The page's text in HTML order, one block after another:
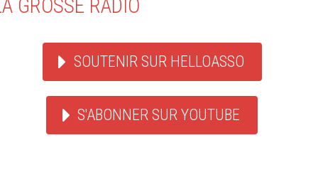
GROSSE RADIO
SOUTENIR SUR HELLOASSO
S'ABONNER SUR YOUTUBE